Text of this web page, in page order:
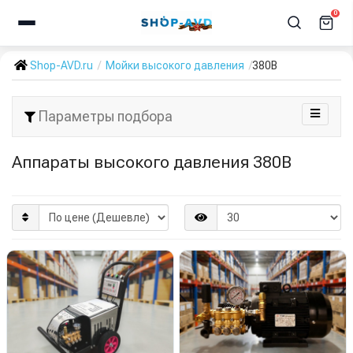
0
Shop-AVD.ru Мойки высокого давления 380В
Параметры подбора
Аппараты высокого давления 380В